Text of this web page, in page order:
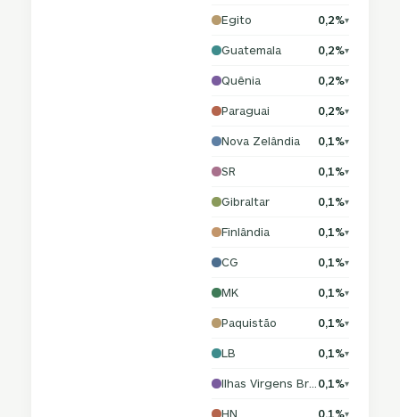
Egito 0,2%▾
Guatemala 0,2%▾
Quênia 0,2%▾
Paraguai 0,2%▾
Nova Zelândia 0,1%▾
SR 0,1%▾
Gibraltar 0,1%▾
Finlândia 0,1%▾
CG 0,1%▾
MK 0,1%▾
Paquistão 0,1%▾
LB 0,1%▾
0,1%▾
HN 0,1%▾